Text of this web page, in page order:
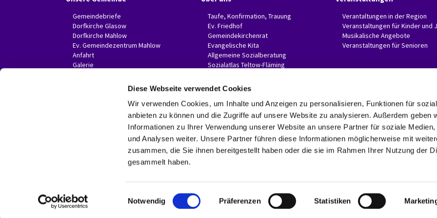
Diese Webseite verwendet Cookies
Wir verwenden Cookies, um Inhalte und Anzeigen zu personalisieren, Funktionen für
anbieten zu können und die Zugriffe auf unsere Website zu analysieren. Außerdem geben
Informationen zu Ihrer Verwendung unserer Website an unsere Partner für soziale Medien,
und Analysen weiter. Unsere Partner führen diese Informationen möglicherweise mit
zusammen, die Sie ihnen bereitgestellt haben oder die sie im Rahmen Ihrer Nutzung der
gesammelt haben.
i
Notwendig Präferenzen Statistiken
Gemeindebriefe
Dorfkirche Glasow
Dorfkirche Mahlow
Ev. Gemeindezentrum Mahlow
Anfahrt
Galerie
Taufe, Konfirmation, Trauung
Ev. Friedhof
Gemeindekirchenrat
Evangelische Kita
Allgemeine Sozialberatung
Sozialatlas Teltow-Fläming
Verantaltungen in der Region
Veranstaltungen für Kinder und
Musikalische Angebote
Veranstaltungen für Senioren
Evangelische Invitaskirchengemeinde Glasow-Mahlow
Rathenaustr. 45
15831 Blankenfelde-Mahlow
Telefon: 03379 374407 Fax: 03379 374470
invitaskg-glasow-mahlow@kkzf.de